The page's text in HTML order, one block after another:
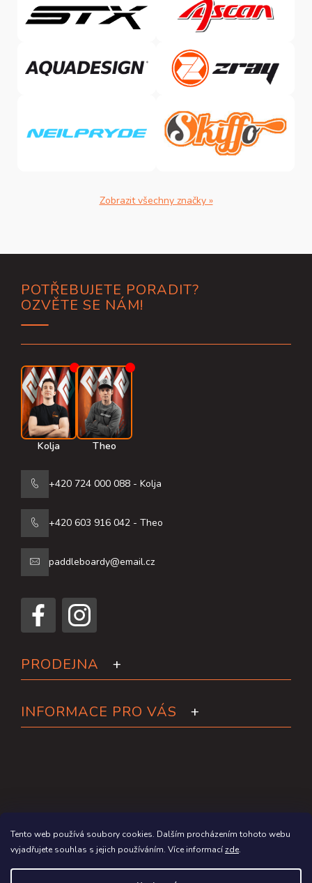
Tento web používá soubory cookies. Dalším procházením tohoto webu
vyjadřujete souhlas s jejich používáním. Více informacízde.
Zobrazit všechny značky »
POTŘEBUJETE PORADIT?
OZVĚTE SE NÁM!
Kolja Theo
+420 724 000 088 - Kolja
+420 603 916 042 - Theo
paddleboardy@email.cz
PRODEJNA
INFORMACE PRO VÁS
Copyright 2026Paddleboardy.cz. Všechna práva vyhrazena.